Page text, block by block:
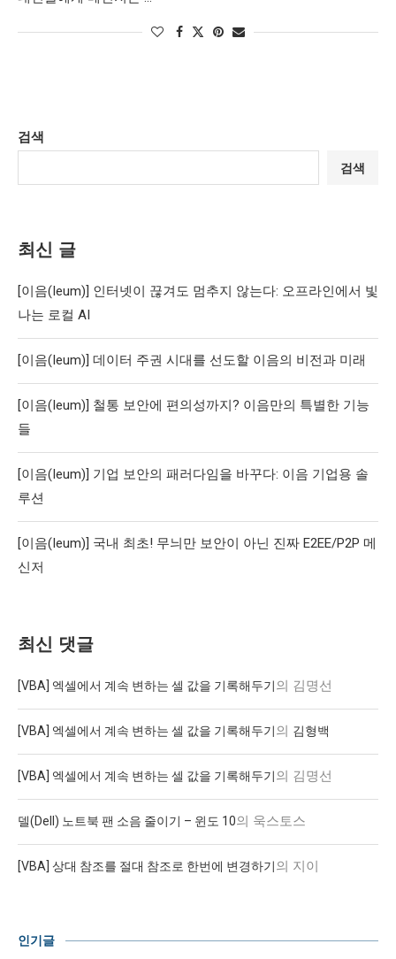
검색
검색
최신 글
[이음(Ieum)] 인터넷이 끊겨도 멈추지 않는다: 오프라인에서 빛
나는 로컬 AI
[이음(Ieum)] 데이터 주권 시대를 선도할 이음의 비전과 미래
[이음(Ieum)] 철통 보안에 편의성까지? 이음만의 특별한 기능
들
[이음(Ieum)] 기업 보안의 패러다임을 바꾸다: 이음 기업용 솔
루션
[이음(Ieum)] 국내 최초! 무늬만 보안이 아닌 진짜 E2EE/P2P 메
신저
최신 댓글
[VBA] 엑셀에서 계속 변하는 셀 값을 기록해두기의 김명선
[VBA] 엑셀에서 계속 변하는 셀 값을 기록해두기의 김형백
[VBA] 엑셀에서 계속 변하는 셀 값을 기록해두기의 김명선
델(Dell) 노트북 팬 소음 줄이기 – 윈도 10의 욱스토스
[VBA] 상대 참조를 절대 참조로 한번에 변경하기의 지이
인기글